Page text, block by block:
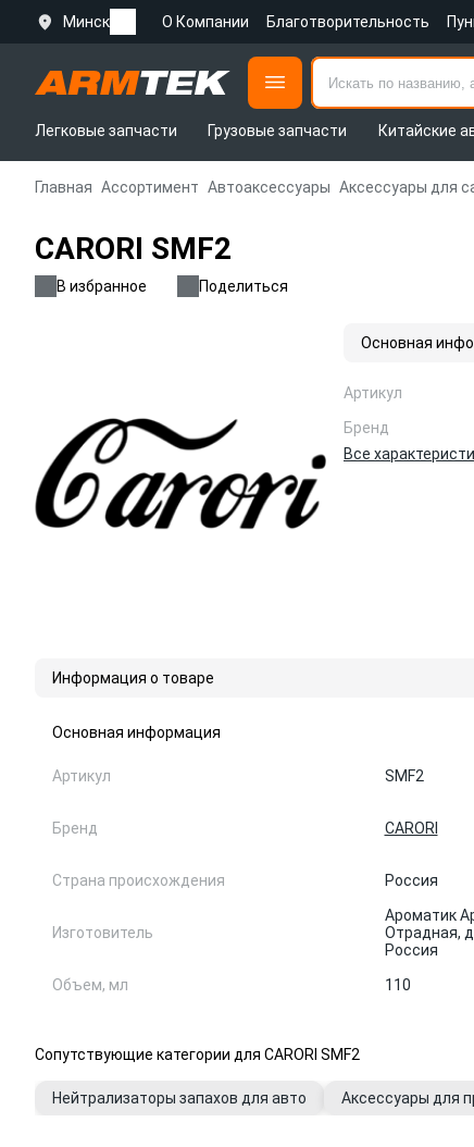
Минск О Компании Благотворительность
Легковые запчасти
Грузовые запчасти Китайские
Главная Ассортимент Автоаксессуары Аксессуары для
CARORI SMF2
В избранное Поделиться
Основная
Артикул
Бренд
Все
Информация о товаре
Основная информация
Артикул SMF2
Бренд CARORI
Страна происхождения Россия
Изготовитель
Ароматик
Отрадная,
Россия
Объем, мл
110
Сопутствующие категории для CARORI SMF2
Нейтрализаторы запахов для авто Аксессуары для